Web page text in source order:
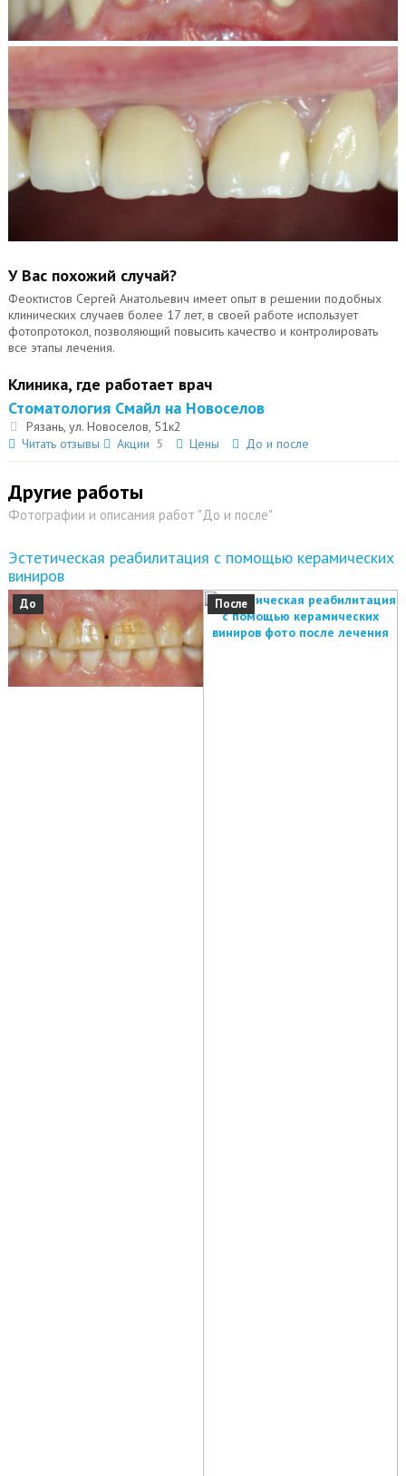
У Вас похожий случай?
Феоктистов Сергей Анатольевич имеет опыт в решении подобных
клинических случаев более 17 лет, в своей работе использует
фотопротокол, позволяющий повысить качество и контролировать
все этапы лечения.
Клиника, где работает врач
Стоматология Смайл на Новоселов
Рязань, ул. Новоселов, 51к2
Читать отзывы
Акции 5 Цены До и после
Другие работы
Фотографии и описания работ "До и после"
Эстетическая реабилитация с помощью керамических
виниров
До После